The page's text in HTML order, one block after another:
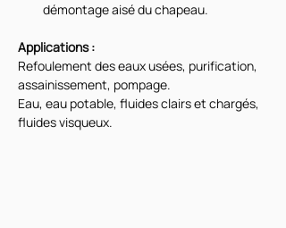
démontage aisé du chapeau.
Applications :
Refoulement des eaux usées, purification,
assainissement, pompage.
Eau, eau potable, fluides clairs et chargés,
fluides visqueux.